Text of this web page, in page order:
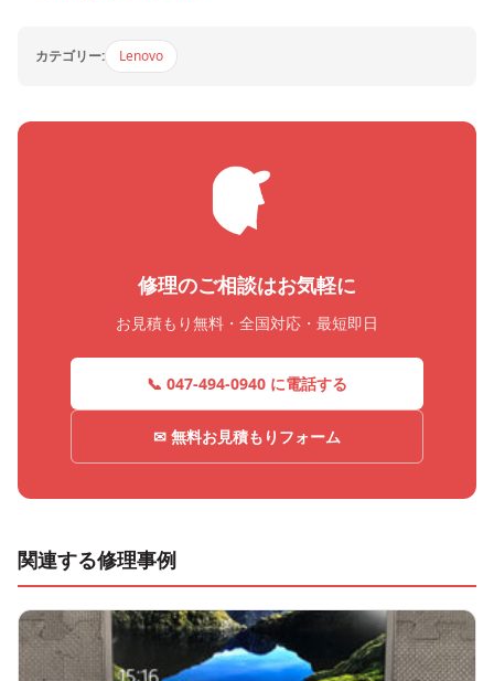
カテゴリー: Lenovo
修理のご相談はお気軽に
お見積もり無料・全国対応・最短即日
📞 047-494-0940 に電話する
✉ 無料お見積もりフォーム
関連する修理事例